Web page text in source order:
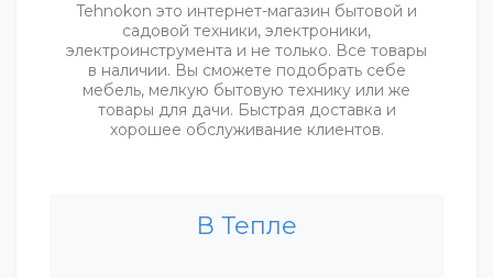
Tehnokon это интернет-магазин бытовой и
садовой техники, электроники,
электроинструмента и не только. Все товары
в наличии. Вы сможете подобрать себе
мебель, мелкую бытовую технику или же
товары для дачи. Быстрая доставка и
хорошее обслуживание клиентов.
В Тепле